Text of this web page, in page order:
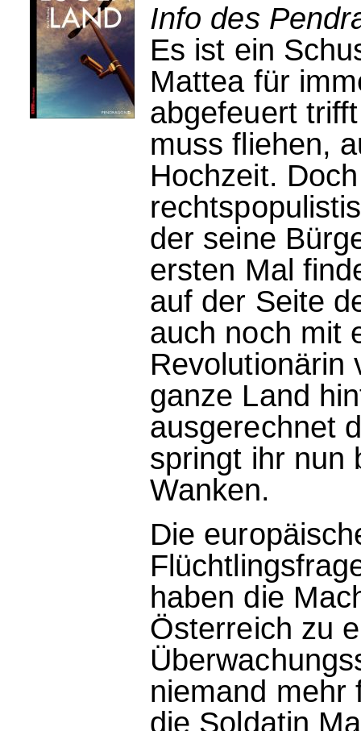
Info des
Es ist ein
Mattea für
abgefeuert
muss fliehen,
Hochzeit.
der seine
ersten Mal
auf der Seite
auch noch mit
Revolutionärin
ganze Land
ausgerechnet
springt ihr nun
Wanken.
Die
haben die
Österreich zu
niemand mehr
die Soldatin